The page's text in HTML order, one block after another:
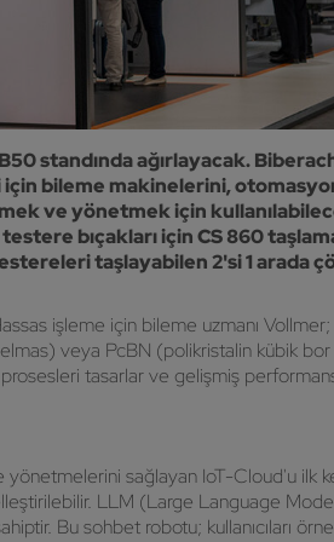
standında ağırlayacak.
için bileme makinelerini,
ve yönetmek için
bıçakları için CS 860
taşlayabilen 2'si 1 arada
işleme için bileme uzmanı
veya PcBN (polikristalin kübik
tasarlar ve gelişmiş
sağlayan IoT-Cloud'u ilk
LLM (Large Language
Bu sohbet robotu; kullanıcıları